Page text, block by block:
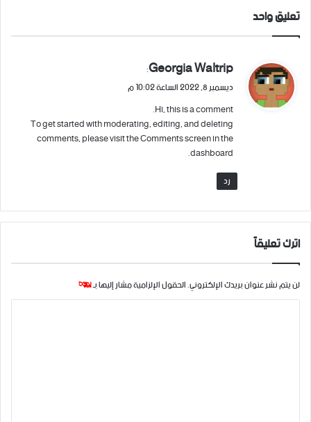
تعليق واحد
ي
ق
و
ل
Georgia Waltrip
:
ديسمبر 8, 2022 الساعة 10:02 م
Hi, this is a comment.
To get started with moderating, editing, and deleting
comments, please visit the Comments screen in the
dashboard.
رد
اترك تعليقاً
لن يتم نشر عنوان بريدك الإلكتروني.الحقول الإلزامية مشار إليها بـ*